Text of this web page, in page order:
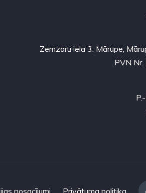
Zemzaru iela 3, Mārupe,
PVN
nosacījumi Privātuma politika